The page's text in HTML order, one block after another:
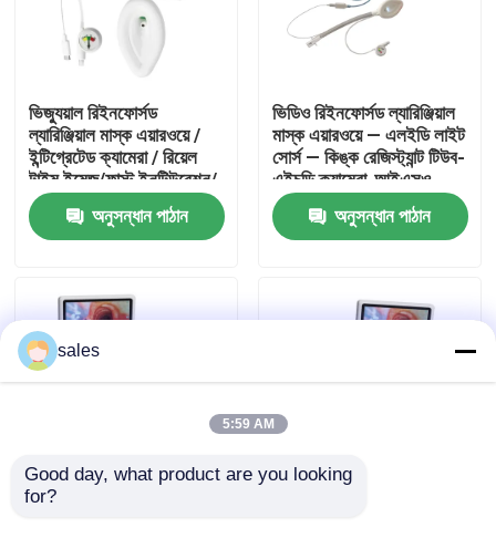
VR প্রদর্শন
আমাদের সম্পর্কে
কারখানা ভ্রমণ
আমাদের সাথে যোগাযোগ করুন
ইটি টিউব এয়ারওয়ে
ভিজ্যুয়াল রিইনফোর্সড
ল্যারিঞ্জিয়াল মাস্ক এয়ারওয়ে /
ইন্টিগ্রেটেড ক্যামেরা / রিয়েল
টাইম ইমেজ/ফাস্ট ইনটিউবেশন/
আইএসও
অনুসন্ধান পাঠান
ভিডিও রিইনফোর্সড ল্যারিঞ্জিয়াল
মাস্ক এয়ারওয়ে — এলইডি লাইট
সোর্স — কিঙ্ক রেজিস্ট্যান্ট টিউব-
এইচডি ক্যামেরা-আইএসও
অনুসন্ধান পাঠান
ভিজ্যুয়াল কম্বাইন্ড
sales
5:59 AM
Good day, what product are you looking
for?